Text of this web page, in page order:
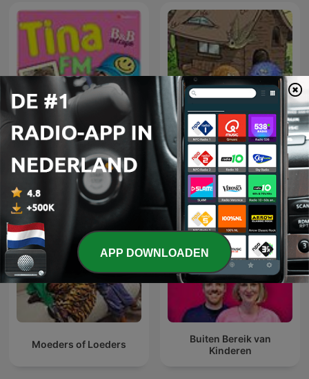
Tina FM: B&B Vol Liefde Bolletje en Pluisje
Moeders of Loeders
Buiten Bereik van
Kinderen
APP DOWNLOADEN